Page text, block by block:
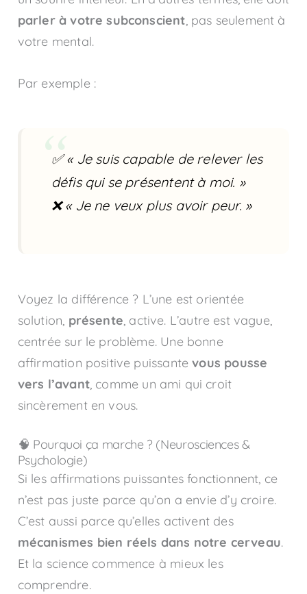
parler à votre subconscient, pas seulement à
votre mental.
Par exemple :
✅« Je suis capable de relever les
défis qui se présentent à moi. »
❌« Je ne veux plus avoir peur. »
Voyez la différence ? L’une est orientée
solution, présente, active. L’autre est vague,
centrée sur le problème. Une bonne
affirmation positive puissantevous pousse
vers l’avant, comme un ami qui croit
sincèrement en vous.
🧠 Pourquoi ça marche ? (Neurosciences &
Psychologie)
Si les affirmations puissantes fonctionnent, ce
n’est pas juste parce qu’on a envie d’y croire.
C’est aussi parce qu’elles activent des
mécanismes bien réels dans notre cerveau.
Et la science commence à mieux les
comprendre.